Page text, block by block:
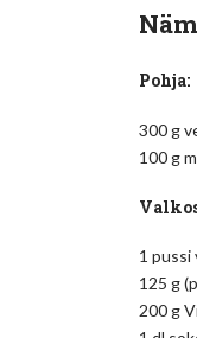
Pohja:
300 g
100 g
1 pussi
125 g
200 g